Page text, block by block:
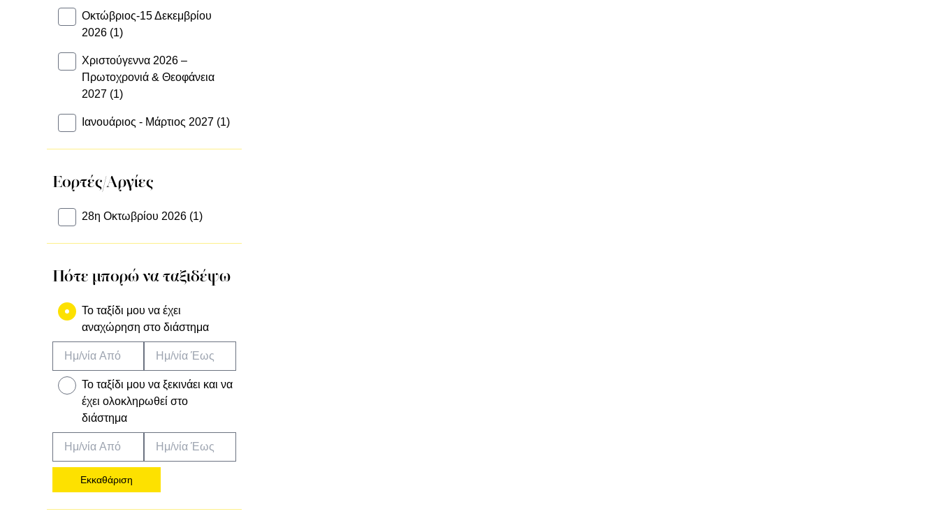
Οκτώβριος-15 Δεκεμβρίου
2026 (1)
Χριστούγεννα 2026 –
Πρωτοχρονιά & Θεοφάνεια
2027 (1)
Ιανουάριος - Μάρτιος 2027 (1)
Εορτές/Αργίες
28η Οκτωβρίου 2026 (1)
Πότε μπορώ να ταξιδέψω
Το ταξίδι μου να έχει
αναχώρηση στο διάστημα
To ταξίδι μου να ξεκινάει και να
έχει ολοκληρωθεί στο
διάστημα
Εκκαθάριση